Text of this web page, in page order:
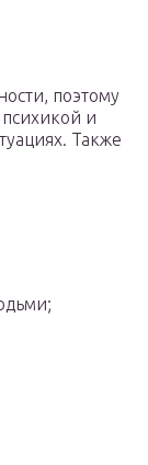
поэтому
и
Также